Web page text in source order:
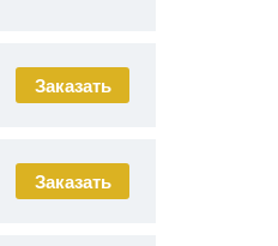
Заказать
Заказать